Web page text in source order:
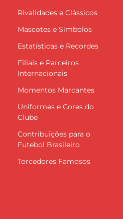
Rivalidades e Clássicos
Mascotes e Símbolos
Estatísticas e Recordes
Filiais e Parceiros
Internacionais
Momentos Marcantes
Uniformes e Cores do
Clube
Contribuições para o
Futebol Brasileiro
Torcedores Famosos